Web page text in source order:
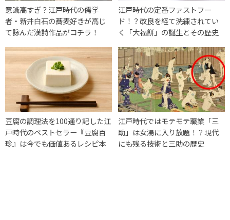
意識高すぎ？江戸時代の儒学
者・新井白石の蕎麦好きが高じ
て詠んだ漢詩作品がコチラ！
江戸時代の定番ファストフー
ド！？改良を経て洗練されてい
く「大福餅」の誕生とその歴史
豆腐の調理法を100通り記した江
戸時代のベストセラー『豆腐百
珍』は今でも価値あるレシピ本
江戸時代ではモテモテ職業「三
助」は女湯に入り放題！？現代
にも残る技術と三助の歴史